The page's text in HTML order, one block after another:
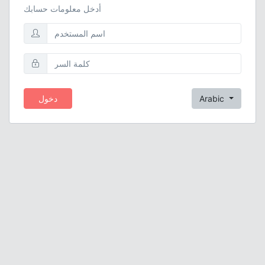
أدخل معلومات حسابك
دخول Arabic